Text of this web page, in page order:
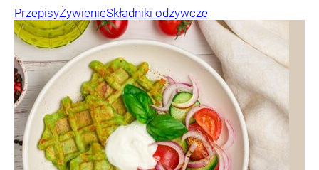
PrzepisyŻywienieSkładniki odżywcze